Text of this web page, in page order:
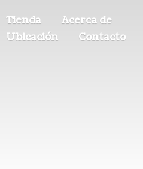
Tienda
Acerca de
Ubicación
Contacto